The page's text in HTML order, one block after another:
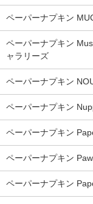
ペーパーナプキン
ペーパーナプキン
ャラリーズ
ペーパーナプキン
ペーパーナプキン
ペーパーナプキン
ペーパーナプキン
ペーパーナプキン